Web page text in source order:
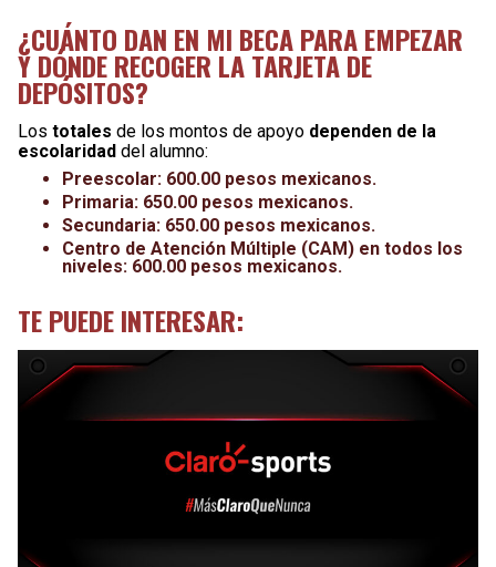
¿CUÁNTO DAN EN MI BECA PARA EMPEZAR
Y DÓNDE RECOGER LA TARJETA DE
DEPÓSITOS?
Los totales de los montos de apoyo dependen de la
escolaridad del alumno:
Preescolar: 600.00 pesos mexicanos.
Primaria: 650.00 pesos mexicanos.
Secundaria: 650.00 pesos mexicanos.
Centro de Atención Múltiple (CAM) en todos los
niveles: 600.00 pesos mexicanos.
TE PUEDE INTERESAR: